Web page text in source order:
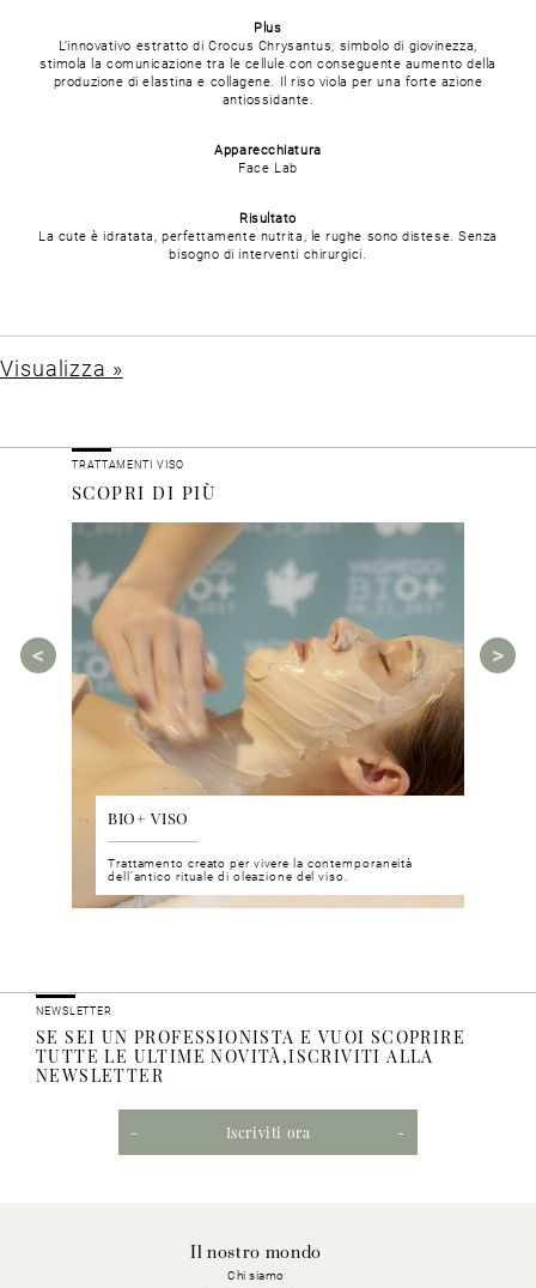
Plus
L’innovativo estratto di Crocus Chrysantus, simbolo di giovinezza,
stimola la comunicazione tra le cellule con conseguente aumento della
produzione di elastina e collagene. Il riso viola per una forte azione
antiossidante.
Apparecchiatura
Face Lab
Risultato
La cute è idratata, perfettamente nutrita, le rughe sono distese. Senza
bisogno di interventi chirurgici.
Visualizza »
TRATTAMENTI VISO
SCOPRI DI PIÙ
BIO+ VISO
Trattamento creato per vivere la contemporaneità
dell’antico rituale di oleazione del viso.
NEWSLETTER
SE SEI UN PROFESSIONISTA E VUOI SCOPRIRE
TUTTE LE ULTIME NOVITÀ,ISCRIVITI ALLA
NEWSLETTER
Iscriviti ora
Il nostro mondo
Chi siamo